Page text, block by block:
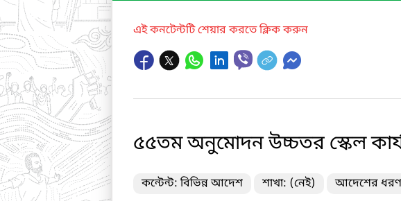
এই কনটেন্টটি শেয়ার করতে ক্লিক করুন
৫৫তম অনুমোদন উচ্চতর স্কেল
কন্টেন্ট: বিভিন্ন আদেশ শাখা: (নেই) আদেশের